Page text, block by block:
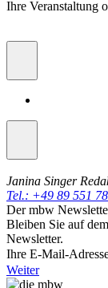
Ihre Veranstaltung
Janina Singer
Tel.: +49 89 551
Der mbw
Bleiben Sie auf
Newsletter.
Ihre E-Mail-
Weiter